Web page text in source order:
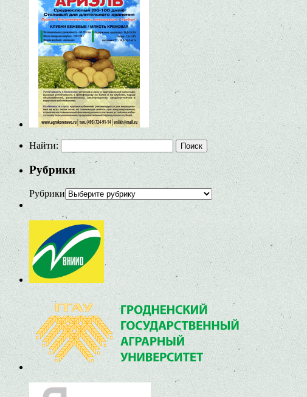
Найти:
Рубрики
Рубрики